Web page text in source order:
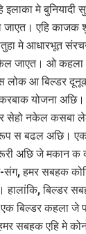
मे बुनियादी
एहि
मे आधारभूत
जाएत। ओ कहला
लोक आ बिल्डर
योजना अछि।
सेहो नकेल कसबा
स बढल अछि।
अछि जे मकान क
हमर सबहक
हालांकि, बिल्डर
बिल्डर कहला जे
सबहक एहि मे